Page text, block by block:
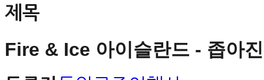
제목
Fire & Ice 아이슬란드 - 좁아